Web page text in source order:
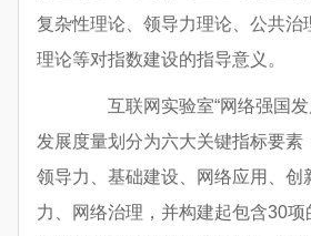
复杂性理论、领导力理论、公共治
理论等对指数建设的指导意义。
互联网实验室“网络强国发
发展度量划分为六大关键指标要素
领导力、基础建设、网络应用、创
力、网络治理，并构建起包含30项